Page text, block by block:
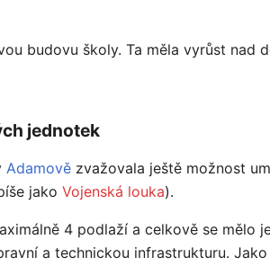
budovu školy. Ta měla vyrůst nad
jednotek
Adamově zvažovala ještě možnost
jakoVojenská louka).
4 podlaží a celkově se mělo
a technickou infrastrukturu.